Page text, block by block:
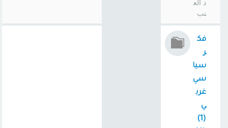
د الع
نب
فك
ر
سيا
سي
غرب
ي
(1)